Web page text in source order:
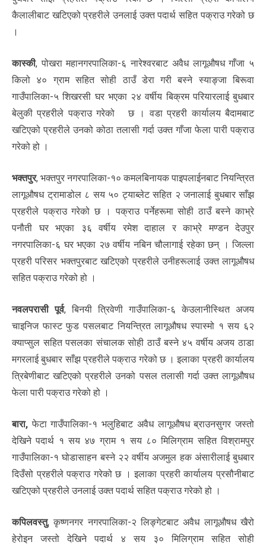
कैलालीबाट खटिएको प्रहरीले उनलाई उक्त पदार्थ सहित पक्राउ गरेको छ
।
कास्की, पोखरा महानगरपालिका-६ नारेश्वरबाट अवैध लागूऔषध गाँजा ५
किलो ४० ग्राम सहित सोही ठाउँ डेरा गरी बस्ने स्याङ्जा बिरूवा
गाउँपालिका-५ शिखरसी घर भएका २४ वर्षीय बिक्रम परियारलाई बुधबार
बेलुकी प्रहरीले पक्राउ गरेको छ । वडा प्रहरी कार्यालय बैदामबाट
खटिएको प्रहरीले उनको कोठा तलासी गर्दा उक्त गाँजा फेला पारी पक्राउ
गरेको हो ।
भक्तपुर, भक्तपुर नगरपालिका-१० कमलबिनायक पाइपलाईनबाट नियन्त्रित
लागूऔषध ट्रामाडोल ८ सय ५० ट्याब्लेट सहित २ जनालाई बुधबार साँझ
प्रहरीले पक्राउ गरेको छ । पक्राउ पर्नेहरूमा सोही ठाउँ बस्ने काभ्रे
पनौती घर भएका ३६ वर्षीय रमेश दाहाल र काभ्रे मण्डन देउपुर
नगरपालिका-६ घर भएका २७ वर्षीय नबिन चौलागाई रहेका छन् । जिल्ला
प्रहरी परिसर भक्तपुरबाट खटिएको प्रहरीले उनीहरूलाई उक्त लागूऔषध
सहित पक्राउ गरेको हो ।
नवलपरासी पूर्व, बिनयी त्रिवेणी गाउँपालिका-६ केउलानीस्थित अजय
चाइनिज फास्ट फुड पसलबाट नियन्त्रित लागूऔषध स्पास्मो १ सय ६२
क्याप्सुल सहित पसलका संचालक सोही ठाउँ बस्ने ४५ वर्षीय अजय ठाडा
मगरलाई बुधबार साँझ प्रहरीले पक्राउ गरेको छ । इलाका प्रहरी कार्यालय
त्रिबेणीबाट खटिएको प्रहरीले उनको पसल तलासी गर्दा उक्त लागूऔषध
फेला पारी पक्राउ गरेको हो ।
बारा, फेटा गाउँपालिका-१ भलुहिबाट अवैध लागूऔषध ब्राउनसुगर जस्तो
देखिने पदार्थ १ सय ४७ ग्राम १ सय ८० मिलिग्राम सहित विश्रामपुर
गाउँपालिका-१ घोडासाहन बस्ने २२ वर्षीय अजमुल हक अंसारीलाई बुधबार
दिउँसो प्रहरीले पक्राउ गरेको छ । इलाका प्रहरी कार्यालय प्रसौनीबाट
खटिएको प्रहरीले उनलाई उक्त पदार्थ सहित पक्राउ गरेको हो ।
कपिलवस्तु, कृष्णनगर नगरपालिका-२ लिङ्गेटबाट अवैध लागूऔषध खैरो
हेरोइन जस्तो देखिने पदार्थ ४ सय ३० मिलिग्राम सहित सोही